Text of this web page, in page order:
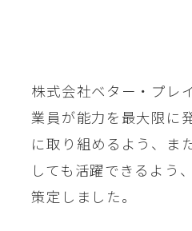
株式会社ベター・プレ
業員が能力を最大限に
に取り組めるよう、ま
しても活躍できるよう
策定しました。